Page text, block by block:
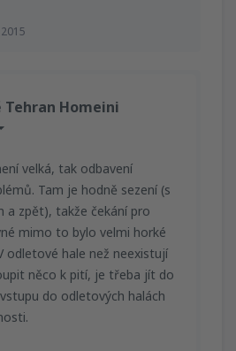
Homeini
velká, tak odbavení
Tam je hodně sezení (s
a zpět), takže čekání pro
mimo to bylo velmi horké
odletové hale než neexistují
něco k pití, je třeba jít do
do odletových halách